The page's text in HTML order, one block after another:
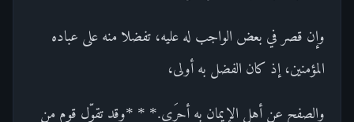
وإن قصر في بعض الواجب له عليه، تفضلا منه على عباده
المؤمنين، إذ كان الفضل به أولى،
والصفح عن أهل الإيمان به أحرَى.* * *وقد تقوّل قوم من